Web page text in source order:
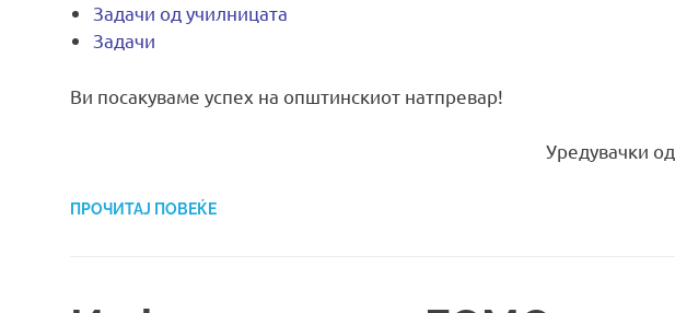
Задачи од училницата
Задачи
Ви посакуваме успех на општинскиот натпревар!
Уредувачки
ПРОЧИТАЈ ПОВЕЌЕ